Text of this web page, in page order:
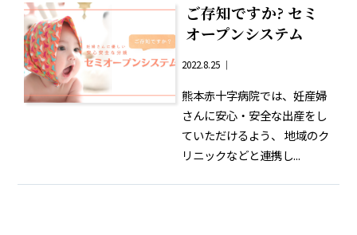
ご存知ですか? セミ
オープンシステム
2022.8.25 ｜
熊本赤十字病院では、妊産婦
さんに安心・安全な出産をし
ていただけるよう、 地域のク
リニックなどと連携し...